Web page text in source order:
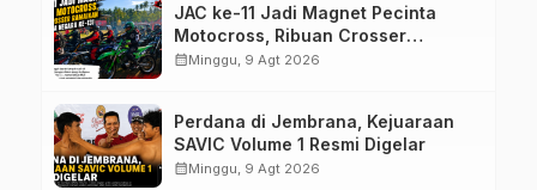
JAC ke-11 Jadi Magnet Pecinta
Motocross, Ribuan Crosser
Ramaikan HUT Kota Negara ke-131
calendar_monthMinggu, 9 Agt 2026
Perdana di Jembrana, Kejuaraan
SAVIC Volume 1 Resmi Digelar
calendar_monthMinggu, 9 Agt 2026